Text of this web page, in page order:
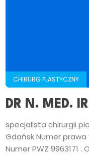
CHIRURG PLASTYCZNY
DR N. MED.
specjalista chirurgii
Gdańsk Numer
Numer PWZ 9963171 .